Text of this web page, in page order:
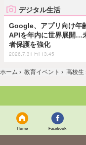
デジタル生活
Google、アプリ向け年
APIを年内に世界展開…
者保護を強化
2026.7.31 Fri 13:45
ホーム › 教育イベント › 高校生
Home Facebook